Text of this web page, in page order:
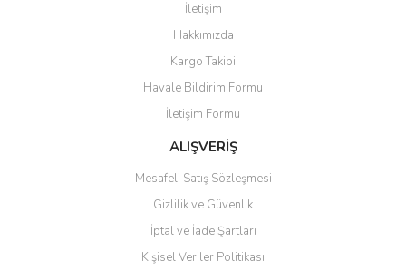
Ürün resmi kalitesiz, bozuk veya görüntülenemiyor.
Ürün açıklamasında eksik bilgiler bulunuyor.
Ürün bilgilerinde hatalar bulunuyor.
Ürün fiyatı diğer sitelerden daha pahalı.
Bu ürüne benzer farklı alternatifler olmalı.
Gönder
İletişim
Hakkımızda
Kargo Takibi
Havale Bildirim Formu
İletişim Formu
ALIŞVERİŞ
Mesafeli Satış Sözleşmesi
Gizlilik ve Güvenlik
İptal ve İade Şartları
Kişisel Veriler Politikası